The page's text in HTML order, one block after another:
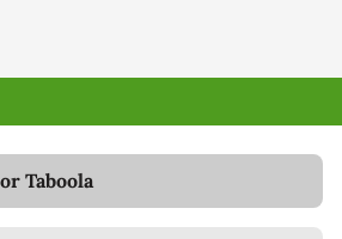
Taboola